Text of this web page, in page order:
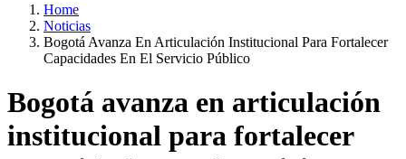
Home
Noticias
Bogotá Avanza En Articulación Institucional Para Fortalecer
Capacidades En El Servicio Público
Bogotá avanza en articulación
institucional para fortalecer